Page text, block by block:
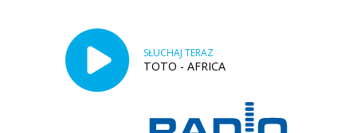
SŁUCHAJ TERAZ
TOTO - AFRICA